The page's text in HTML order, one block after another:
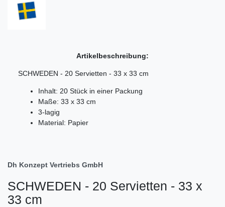
Artikelbeschreibung:
SCHWEDEN - 20 Servietten - 33 x 33 cm
Inhalt: 20 Stück in einer Packung
Maße: 33 x 33 cm
3-lagig
Material: Papier
Dh Konzept Vertriebs GmbH
SCHWEDEN - 20 Servietten - 33 x
33 cm